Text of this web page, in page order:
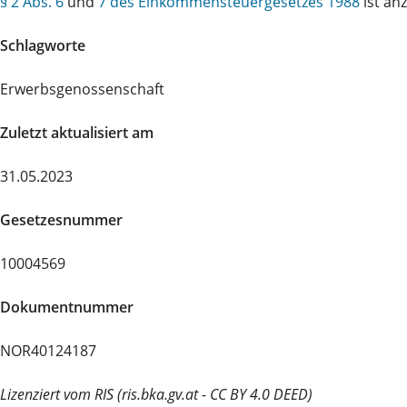
Schlagworte
Erwerbsgenossenschaft
Zuletzt aktualisiert am
31.05.2023
Gesetzesnummer
10004569
Dokumentnummer
NOR40124187
Lizenziert vom RIS (ris.bka.gv.at - CC BY 4.0 DEED)